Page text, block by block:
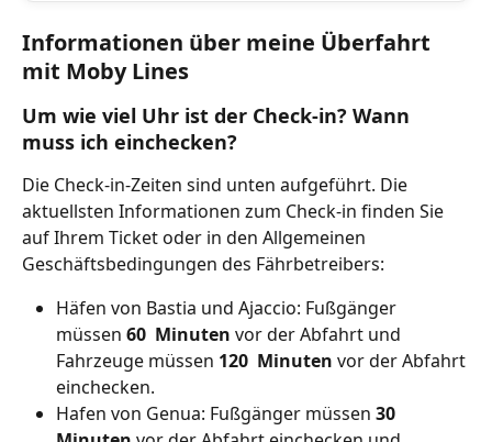
Informationen über meine Überfahrt
mit Moby Lines
Um wie viel Uhr ist der Check-in? Wann
muss ich einchecken?
Die Check-in-Zeiten sind unten aufgeführt. Die
aktuellsten Informationen zum Check-in finden Sie
auf Ihrem Ticket oder in den Allgemeinen
Geschäftsbedingungen des Fährbetreibers:
Häfen von Bastia und Ajaccio: Fußgänger
müssen 60 Minuten vor der Abfahrt und
Fahrzeuge müssen 120 Minuten vor der Abfahrt
einchecken.
Hafen von Genua: Fußgänger müssen 30